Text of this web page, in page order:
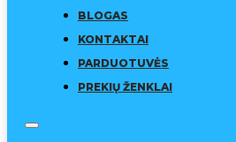
BLOGAS
KONTAKTAI
PARDUOTUVĖS
PREKIŲ ŽENKLAI